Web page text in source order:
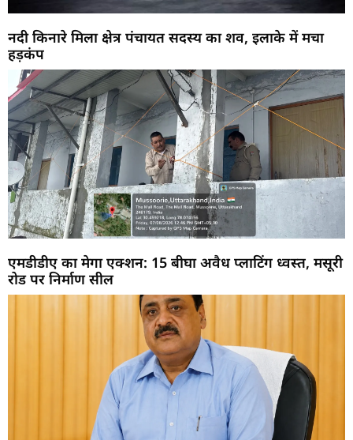
नदी किनारे मिला क्षेत्र पंचायत सदस्य का शव, इलाके में मचा
हड़कंप
एमडीडीए का मेगा एक्शन: 15 बीघा अवैध प्लाटिंग ध्वस्त, मसूरी
रोड पर निर्माण सील